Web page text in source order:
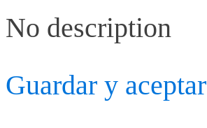
No description
Guardar y aceptar